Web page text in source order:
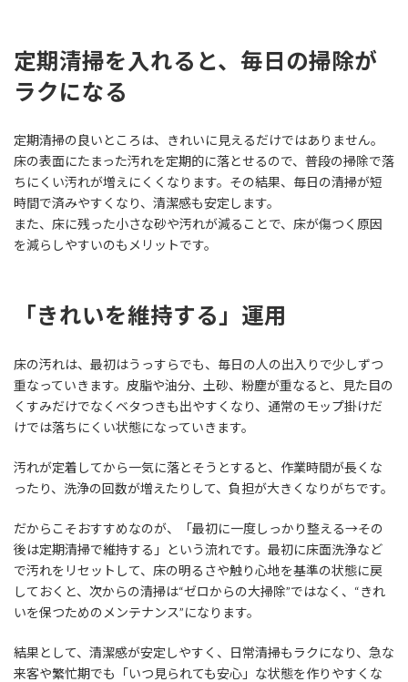
定期清掃を入れると、毎日の掃除が
ラクになる
定期清掃の良いところは、きれいに見えるだけではありません。
床の表面にたまった汚れを定期的に落とせるので、普段の掃除で落
ちにくい汚れが増えにくくなります。その結果、毎日の清掃が短
時間で済みやすくなり、清潔感も安定します。
また、床に残った小さな砂や汚れが減ることで、床が傷つく原因
を減らしやすいのもメリットです。
「きれいを維持する」運用
床の汚れは、最初はうっすらでも、毎日の人の出入りで少しずつ
重なっていきます。皮脂や油分、土砂、粉塵が重なると、見た目の
くすみだけでなくベタつきも出やすくなり、通常のモップ掛けだ
けでは落ちにくい状態になっていきます。
汚れが定着してから一気に落とそうとすると、作業時間が長くな
ったり、洗浄の回数が増えたりして、負担が大きくなりがちです。
だからこそおすすめなのが、「最初に一度しっかり整える→その
後は定期清掃で維持する」という流れです。最初に床面洗浄など
で汚れをリセットして、床の明るさや触り心地を基準の状態に戻
しておくと、次からの清掃は“ゼロからの大掃除”ではなく、“きれ
いを保つためのメンテナンス”になります。
結果として、清潔感が安定しやすく、日常清掃もラクになり、急な
来客や繁忙期でも「いつ見られても安心」な状態を作りやすくな